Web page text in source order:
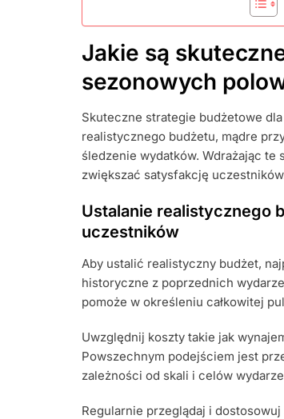
Jakie są
sezonowych
Skuteczne strategie budżetowe dla
realistycznego budżetu, mądre
śledzenie wydatków. Wdrażając
zwiększać satysfakcję
Ustalanie realistycznego
uczestników
Aby ustalić realistyczny budżet,
historyczne z poprzednich
pomoże w określeniu całkowitej
Uwzględnij koszty takie jak
Powszechnym podejściem jest
zależności od skali i celów
Regularnie przeglądaj i